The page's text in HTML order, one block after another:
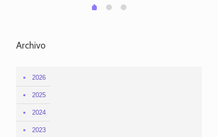
0 1 2
Archivo
2026
2025
2024
2023